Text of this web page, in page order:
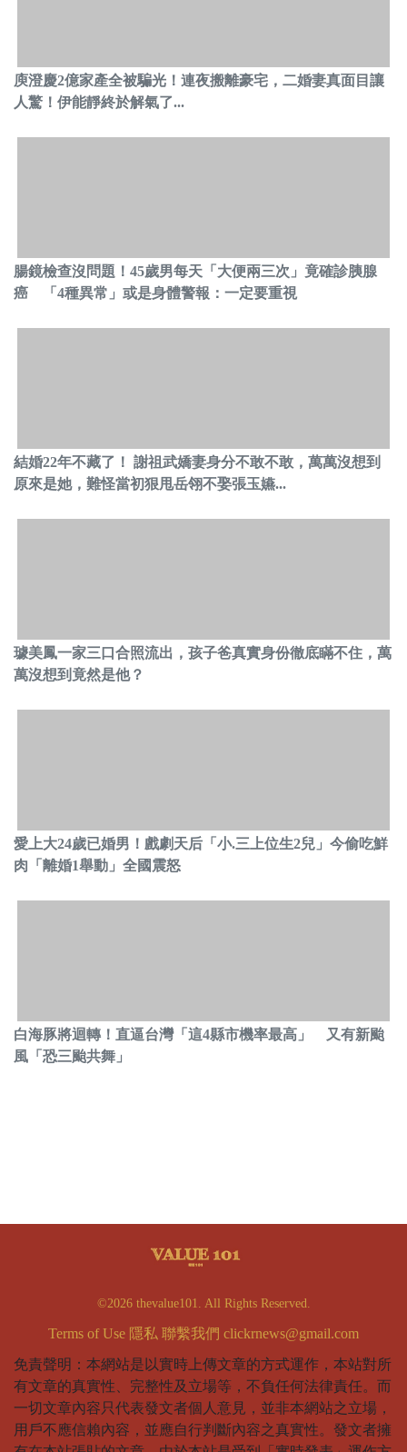
庾澄慶2億家產全被騙光！連夜搬離豪宅，二婚妻真面目讓
人驚！伊能靜終於解氣了...
腸鏡檢查沒問題！45歲男每天「大便兩三次」竟確診胰腺
癌 「4種異常」或是身體警報：一定要重視
結婚22年不藏了！ 謝祖武嬌妻身分不敢不敢，萬萬沒想到
原來是她，難怪當初狠甩岳翎不娶張玉嬿...
璩美鳳一家三口合照流出，孩子爸真實身份徹底瞞不住，萬
萬沒想到竟然是他？
愛上大24歲已婚男！戲劇天后「小.三上位生2兒」今偷吃鮮
肉「離婚1舉動」全國震怒
白海豚將迴轉！直逼台灣「這4縣市機率最高」 又有新颱
風「恐三颱共舞」
©2026 thevalue101. All Rights Reserved.
Terms of Use 隱私 聯繫我們 clickrnews@gmail.com
免責聲明：本網站是以實時上傳文章的方式運作，本站對所
有文章的真實性、完整性及立場等，不負任何法律責任。而
一切文章內容只代表發文者個人意見，並非本網站之立場，
用戶不應信賴內容，並應自行判斷內容之真實性。發文者擁